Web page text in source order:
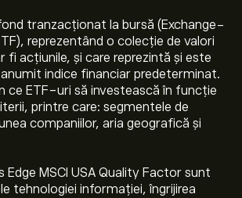
tranzacționat la bursă (Exchange-
reprezentând o colecție de valori
fi acțiunile, și care reprezintă și este
indice financiar predeterminat.
ce ETF-uri să investească în funcție
printre care: segmentele de
companiilor, aria geografică și
Edge MSCI USA Quality Factor sunt
tehnologiei informației, îngrijirea
QUAL este de 224.97‎$‎